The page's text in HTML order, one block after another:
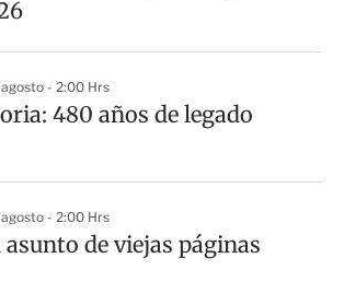
- 2:00 Hrs
480 años de legado
- 2:00 Hrs
asunto de viejas páginas